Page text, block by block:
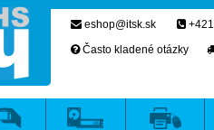
eshop@itsk.sk
Často kladené otázky